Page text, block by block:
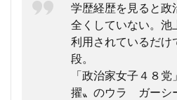
学歴経歴を見ると政
全くしていない。池
利用されているだけ
段。
「政治家女子４８
擢〟のウラ ガーシ